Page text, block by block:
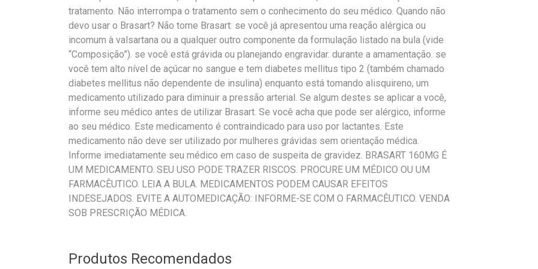
tratamento. Não interrompa o tratamento sem o conhecimento do seu médico. Quando não
devo usar o Brasart? Não tome Brasart: se você já apresentou uma reação alérgica ou
incomum à valsartana ou a qualquer outro componente da formulação listado na bula (vide
“Composição”). se você está grávida ou planejando engravidar. durante a amamentação. se
você tem alto nível de açúcar no sangue e tem diabetes mellitus tipo 2 (também chamado
diabetes mellitus não dependente de insulina) enquanto está tomando alisquireno, um
medicamento utilizado para diminuir a pressão arterial. Se algum destes se aplicar a você,
informe seu médico antes de utilizar Brasart. Se você acha que pode ser alérgico, informe
ao seu médico. Este medicamento é contraindicado para uso por lactantes. Este
medicamento não deve ser utilizado por mulheres grávidas sem orientação médica.
Informe imediatamente seu médico em caso de suspeita de gravidez. BRASART 160MG É
UM MEDICAMENTO. SEU USO PODE TRAZER RISCOS. PROCURE UM MÉDICO OU UM
FARMACÊUTICO. LEIA A BULA. MEDICAMENTOS PODEM CAUSAR EFEITOS
INDESEJADOS. EVITE A AUTOMEDICAÇÃO: INFORME-SE COM O FARMACÊUTICO. VENDA
SOB PRESCRIÇÃO MÉDICA.
Produtos Recomendados